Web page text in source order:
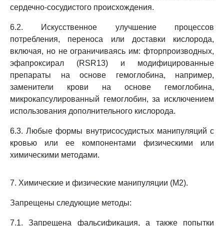
сердечно-сосудистого происхождения.
6.2. Искусственное улучшение процессов
потребления, переноса или доставки кислорода,
включая, но не ограничиваясь им: фторпроизводных,
эфапроксирал (RSR13) и модифицированные
препараты на основе гемоглобина, например,
заменители крови на основе гемоглобина,
микрокапсулированный гемоглобин, за исключением
использования дополнительного кислорода.
6.3. Любые формы внутрисосудистых манипуляций с
кровью или ее компонентами физическими или
химическими методами.
7. Химические и физические манипуляции (M2).
Запрещены следующие методы:
7.1. Запрещена фальсификация, а также попытки